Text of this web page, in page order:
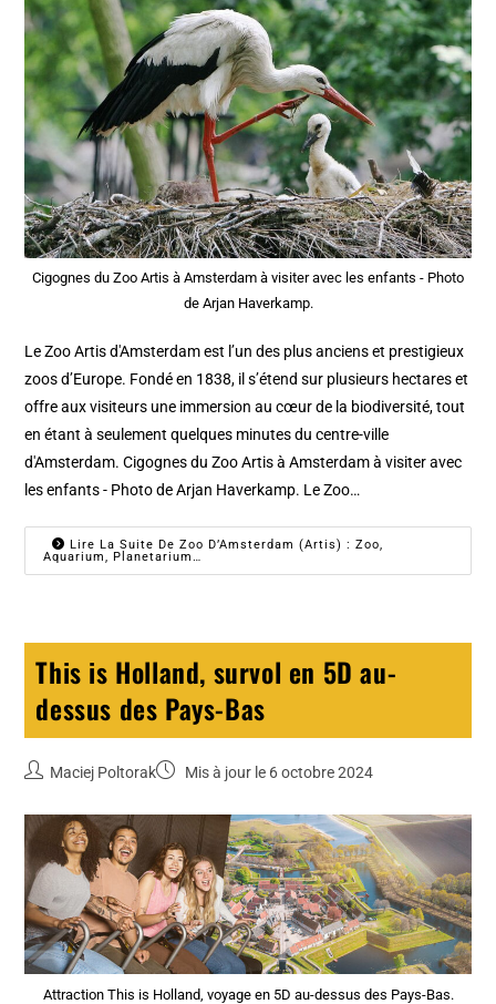
Cigognes du Zoo Artis à Amsterdam à visiter avec les enfants - Photo
de Arjan Haverkamp.
Le Zoo Artis d'Amsterdam est l’un des plus anciens et prestigieux
zoos d’Europe. Fondé en 1838, il s’étend sur plusieurs hectares et
offre aux visiteurs une immersion au cœur de la biodiversité, tout
en étant à seulement quelques minutes du centre-ville
d'Amsterdam. Cigognes du Zoo Artis à Amsterdam à visiter avec
les enfants - Photo de Arjan Haverkamp. Le Zoo…
Lire La Suite De Zoo D’Amsterdam (Artis) : Zoo,
Aquarium, Planetarium…
This is Holland, survol en 5D au-
dessus des Pays-Bas
Maciej Poltorak Mis à jour le 6 octobre 2024
Attraction This is Holland, voyage en 5D au-dessus des Pays-Bas.